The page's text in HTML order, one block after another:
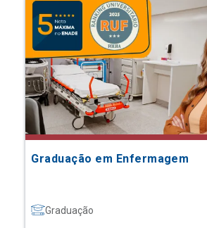
Graduação em Enfermagem
Graduação